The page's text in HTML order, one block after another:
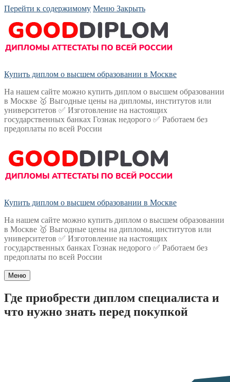
Перейти к содержимому Меню Закрыть
Купить диплом о высшем образовании в Москве
На нашем сайте можно купить диплом о высшем образовании
в Москве 🥇 Выгодные цены на дипломы, институтов или
университетов ✅ Изготовление на настоящих
государственных банках Гознак недорого ✅ Работаем без
предоплаты по всей России
Купить диплом о высшем образовании в Москве
На нашем сайте можно купить диплом о высшем образовании
в Москве 🥇 Выгодные цены на дипломы, институтов или
университетов ✅ Изготовление на настоящих
государственных банках Гознак недорого ✅ Работаем без
предоплаты по всей России
Меню
Где приобрести диплом специалиста и
что нужно знать перед покупкой